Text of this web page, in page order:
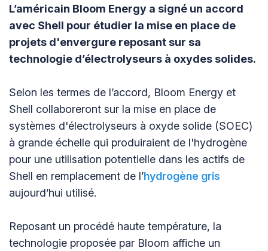
L’américain Bloom Energy a signé un accord
avec Shell pour étudier la mise en place de
projets d'envergure reposant sur sa
technologie d’électrolyseurs à oxydes solides.
Selon les termes de l’accord, Bloom Energy et
Shell collaboreront sur la mise en place de
systèmes d'électrolyseurs à oxyde solide (SOEC)
à grande échelle qui produiraient de l'hydrogène
pour une utilisation potentielle dans les actifs de
Shell en remplacement de l’hydrogène gris
aujourd’hui utilisé.
Reposant un procédé haute température, la
technologie proposée par Bloom affiche un